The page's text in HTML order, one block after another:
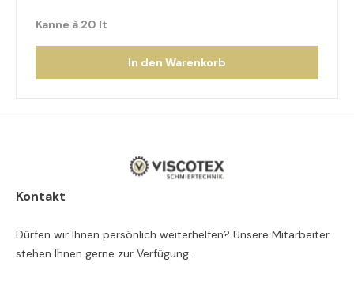
Kanne à 20 lt
In den Warenkorb
Kontakt
Dürfen wir Ihnen persönlich weiterhelfen? Unsere Mitarbeiter
stehen Ihnen gerne zur Verfügung.